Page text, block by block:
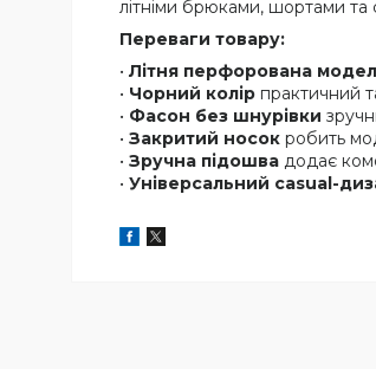
літніми брюками, шортами
Переваги товару:
• Літня перфорована
• Чорний колір практичний
• Фасон без шнурівки
• Закритий носок робить
• Зручна підошва додає
• Універсальний casual-